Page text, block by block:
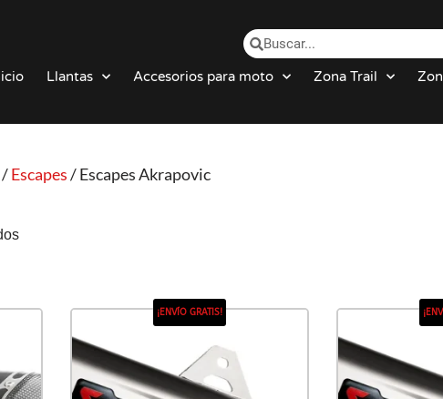
Llantas Accesorios para moto Zona Trail
/Escapes/ Escapes Akrapovic
¡ENVÍO GRATIS!